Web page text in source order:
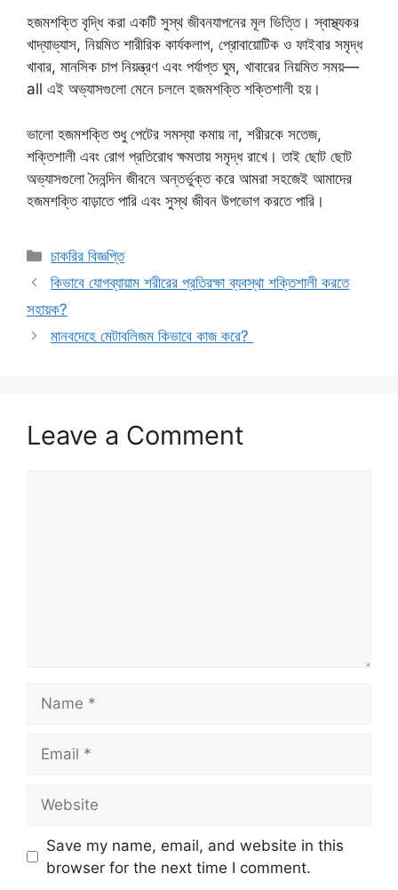
হজমশক্তি বৃদ্ধি করা একটি সুস্থ জীবনযাপনের মূল ভিত্তি। স্বাস্থ্যকর
খাদ্যাভ্যাস, নিয়মিত শারীরিক কার্যকলাপ, প্রোবায়োটিক ও ফাইবার সমৃদ্ধ
খাবার, মানসিক চাপ নিয়ন্ত্রণ এবং পর্যাপ্ত ঘুম, খাবারের নিয়মিত সময়—
all এই অভ্যাসগুলো মেনে চললে হজমশক্তি শক্তিশালী হয়।
ভালো হজমশক্তি শুধু পেটের সমস্যা কমায় না, শরীরকে সতেজ,
শক্তিশালী এবং রোগ প্রতিরোধ ক্ষমতায় সমৃদ্ধ রাখে। তাই ছোট ছোট
অভ্যাসগুলো দৈনন্দিন জীবনে অন্তর্ভুক্ত করে আমরা সহজেই আমাদের
হজমশক্তি বাড়াতে পারি এবং সুস্থ জীবন উপভোগ করতে পারি।
Categories
চাকরির বিজ্ঞপ্তি
কিভাবে যোগব্যায়াম শরীরের প্রতিরক্ষা ব্যবস্থা শক্তিশালী করতে
সহায়ক?
মানবদেহে মেটাবলিজম কিভাবে কাজ করে?
Leave a Comment
Save my name, email, and website in this
browser for the next time I comment.